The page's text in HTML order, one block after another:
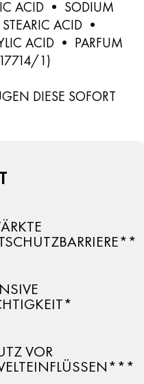
ACID • SODIUM
ACID •
ACID • PARFUM
1)
DIESE SOFORT
VOR